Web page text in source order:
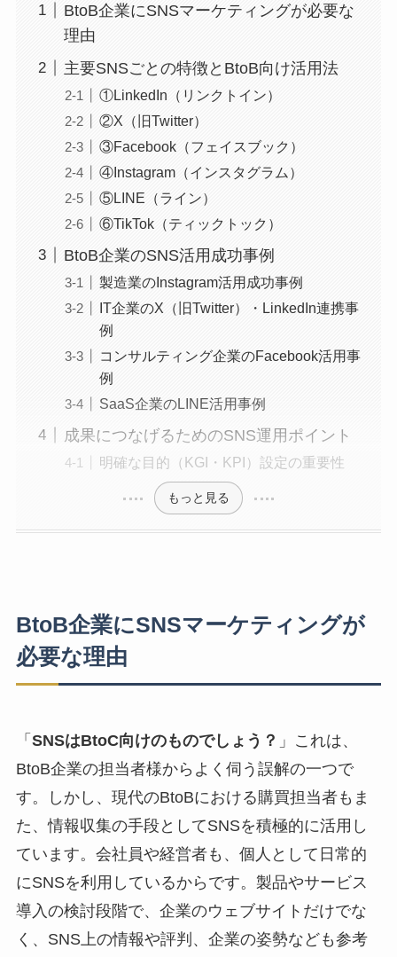
BtoB企業にSNSマーケティングが必要な
理由
主要SNSごとの特徴とBtoB向け活用法
①LinkedIn（リンクトイン）
②X（旧Twitter）
③Facebook（フェイスブック）
④Instagram（インスタグラム）
⑤LINE（ライン）
⑥TikTok（ティックトック）
BtoB企業のSNS活用成功事例
製造業のInstagram活用成功事例
IT企業のX（旧Twitter）・LinkedIn連携事
例
コンサルティング企業のFacebook活用事
例
SaaS企業のLINE活用事例
成果につなげるためのSNS運用ポイント
明確な目的（KGI・KPI）設定の重要性
もっと見る
BtoB企業にSNSマーケティングが
必要な理由
「 SNSはBtoC向けのものでしょう？ 」これは、
BtoB企業の担当者様からよく伺う誤解の一つで
す。しかし、現代のBtoBにおける購買担当者もま
た、情報収集の手段としてSNSを積極的に活用し
ています。会社員や経営者も、個人として日常的
にSNSを利用しているからです。製品やサービス
導入の検討段階で、企業のウェブサイトだけでな
く、SNS上の情報や評判、企業の姿勢なども参考